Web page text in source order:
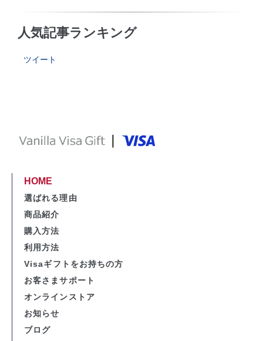
人気記事ランキング
ツイート
HOME
選ばれる理由
商品紹介
購入方法
利用方法
Visaギフトをお持ちの方
お客さまサポート
オンラインストア
お知らせ
ブログ